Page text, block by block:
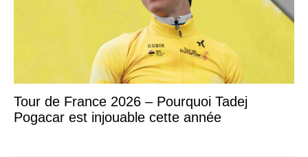
Tour de France 2026 – Pourquoi Tadej
Pogacar est injouable cette année